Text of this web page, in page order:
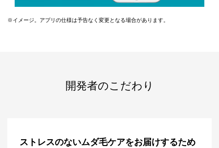
※イメージ。アプリの仕様は予告なく変更となる場合があります。
開発者のこだわり
ストレスのないムダ毛ケアをお届けするため